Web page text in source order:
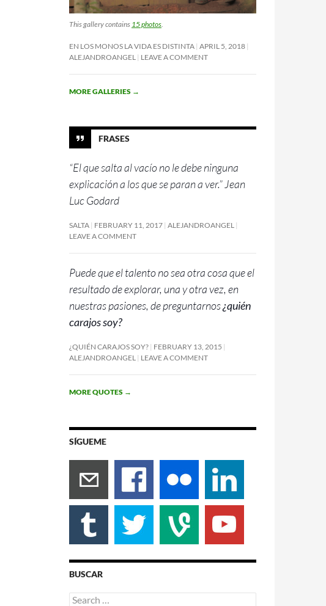
This gallery contains 15 photos.
EN LOS MONOS LA VIDA ES DISTINTA APRIL 5, 2018
ALEJANDROANGEL LEAVE A COMMENT
MORE GALLERIES →
FRASES
“El que salta al vacío no le debe ninguna
explicación a los que se paran a ver.” Jean
Luc Godard
SALTA FEBRUARY 11, 2017 ALEJANDROANGEL
LEAVE A COMMENT
Puede que el talento no sea otra cosa que el
resultado de explorar, una y otra vez, en
nuestras pasiones, de preguntarnos¿quién
carajos soy?
¿QUIÉN CARAJOS SOY? FEBRUARY 13, 2015
ALEJANDROANGEL LEAVE A COMMENT
MORE QUOTES →
SÍGUEME
BUSCAR
Search